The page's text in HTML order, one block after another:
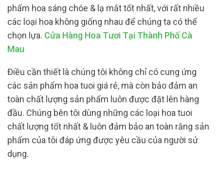
phẩm hoa sáng chóe & lạ mắt tốt nhất, với rất nhiều
các loại hoa không giống nhau để chúng ta có thể
chọn lựa. Cửa Hàng Hoa Tươi Tại Thành Phố Cà
Mau
Điều cần thiết là chúng tôi không chỉ có cung ứng
các sản phẩm hoa tuoi giá rẻ, mà còn bảo đảm an
toàn chất lượng sản phẩm luôn được đặt lên hàng
đầu. Chúng bên tôi dùng những các loại hoa tuoi
chất lượng tốt nhất & luôn đảm bảo an toàn rằng sản
phẩm của tôi đáp ứng được yêu cầu của người sử
dụng.